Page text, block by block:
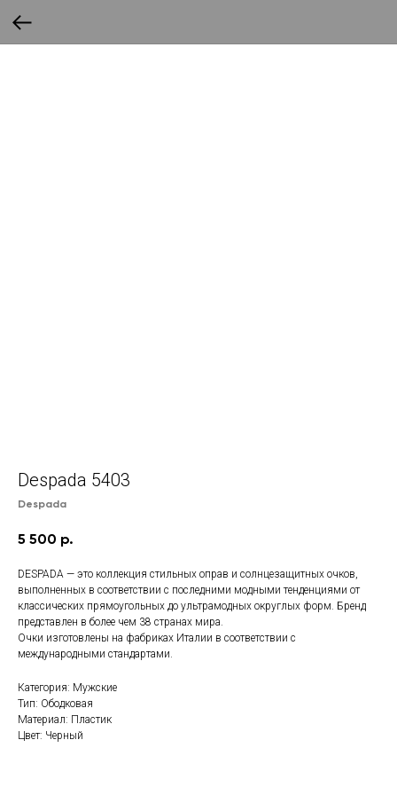
Despada 5403
Despada
5 500 р.
DESPADA — это коллекция стильных оправ и солнцезащитных очков,
выполненных в соответствии с последними модными тенденциями от
классических прямоугольных до ультрамодных округлых форм. Бренд
представлен в более чем 38 странах мира.
Очки изготовлены на фабриках Италии в соответствии с
международными стандартами.
Категория: Мужские
Тип: Ободковая
Материал: Пластик
Цвет: Черный